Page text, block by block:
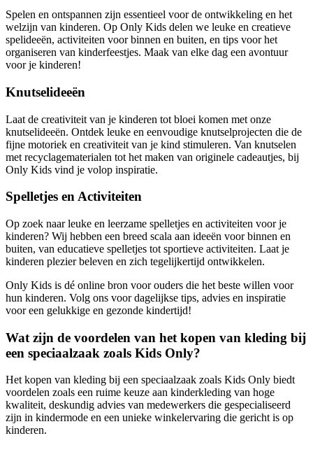
Spelen en ontspannen zijn essentieel voor de ontwikkeling en het
welzijn van kinderen. Op Only Kids delen we leuke en creatieve
spelideeën, activiteiten voor binnen en buiten, en tips voor het
organiseren van kinderfeestjes. Maak van elke dag een avontuur
voor je kinderen!
Knutselideeën
Laat de creativiteit van je kinderen tot bloei komen met onze
knutselideeën. Ontdek leuke en eenvoudige knutselprojecten die de
fijne motoriek en creativiteit van je kind stimuleren. Van knutselen
met recyclagematerialen tot het maken van originele cadeautjes, bij
Only Kids vind je volop inspiratie.
Spelletjes en Activiteiten
Op zoek naar leuke en leerzame spelletjes en activiteiten voor je
kinderen? Wij hebben een breed scala aan ideeën voor binnen en
buiten, van educatieve spelletjes tot sportieve activiteiten. Laat je
kinderen plezier beleven en zich tegelijkertijd ontwikkelen.
Only Kids is dé online bron voor ouders die het beste willen voor
hun kinderen. Volg ons voor dagelijkse tips, advies en inspiratie
voor een gelukkige en gezonde kindertijd!
Wat zijn de voordelen van het kopen van kleding bij
een speciaalzaak zoals Kids Only?
Het kopen van kleding bij een speciaalzaak zoals Kids Only biedt
voordelen zoals een ruime keuze aan kinderkleding van hoge
kwaliteit, deskundig advies van medewerkers die gespecialiseerd
zijn in kindermode en een unieke winkelervaring die gericht is op
kinderen.